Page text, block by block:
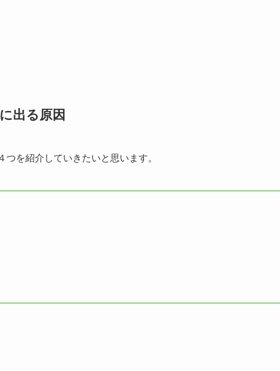
出る原因
を紹介していきたいと思います。